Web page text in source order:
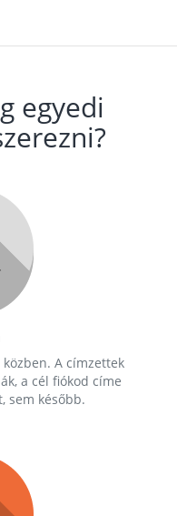
egyedi
A címzettek
a cél fiókod címe
sem később.